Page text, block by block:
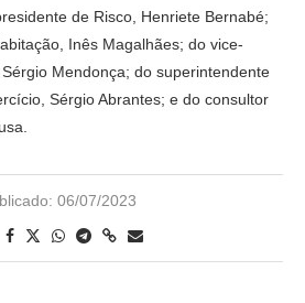
de Risco, Henriete Bernabé;
Inês Magalhães; do vice-
Mendonça; do superintendente
Sérgio Abrantes; e do consultor
06/07/2023